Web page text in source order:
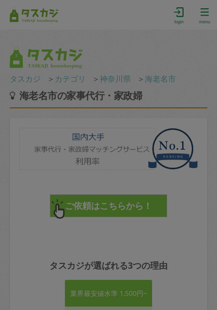
login menu
タスカジ ＞ カテゴリ ＞神奈川県 ＞海老名市
海老名市の家事代行・家政婦
タスカジが選ばれる3つの理由
業界最安値水準 1,500円~